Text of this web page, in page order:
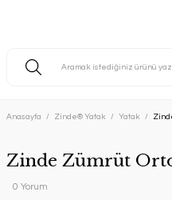
Anasayfa Zinde® Yatak Yatak
Zinde Zümrüt
0 Yorum